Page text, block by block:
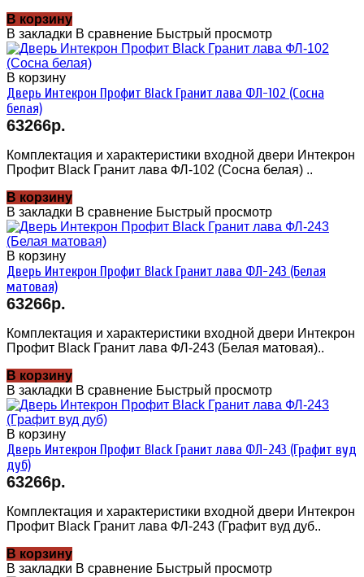
В корзину
В закладки В сравнение Быстрый просмотр
В корзину
Дверь Интекрон Профит Black Гранит лава ФЛ-102 (Сосна
белая)
63266р.
Комплектация и характеристики входной двери Интекрон
Профит Black Гранит лава ФЛ-102 (Сосна белая) ..
В корзину
В закладки В сравнение Быстрый просмотр
В корзину
Дверь Интекрон Профит Black Гранит лава ФЛ-243 (Белая
матовая)
63266р.
Комплектация и характеристики входной двери Интекрон
Профит Black Гранит лава ФЛ-243 (Белая матовая)..
В корзину
В закладки В сравнение Быстрый просмотр
В корзину
Дверь Интекрон Профит Black Гранит лава ФЛ-243 (Графит вуд
дуб)
63266р.
Комплектация и характеристики входной двери Интекрон
Профит Black Гранит лава ФЛ-243 (Графит вуд дуб..
В корзину
В закладки В сравнение Быстрый просмотр